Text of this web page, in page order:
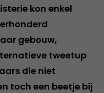
kon enkel
gebouw,
tweetup
die niet
toch een beetje bij